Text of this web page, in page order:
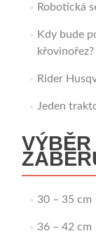
Robotická
Kdy bude
křovinořez?
Rider
Jeden
30 – 35 cm
36 – 42 cm